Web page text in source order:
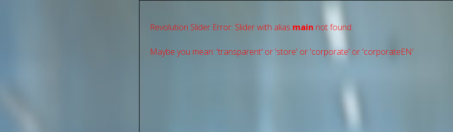
Revolution Slider Error: Slider with alias main not found.
Maybe you mean: 'transparent' or 'store' or 'сorporate' or 'corporateEN'